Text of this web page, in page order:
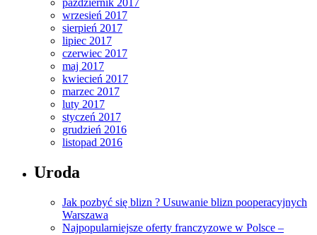
październik 2017
wrzesień 2017
sierpień 2017
lipiec 2017
czerwiec 2017
maj 2017
kwiecień 2017
marzec 2017
luty 2017
styczeń 2017
grudzień 2016
listopad 2016
Uroda
Jak pozbyć się blizn ? Usuwanie blizn pooperacyjnych
Warszawa
Najpopularniejsze oferty franczyzowe w Polsce –